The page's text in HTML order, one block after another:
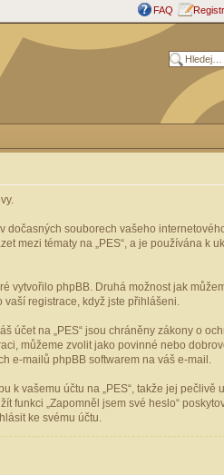
FAQ
dočasných souborech vašeho
mezi tématy na „PES“, a je používána k
vytvořilo phpBB. Druhá možnost jak
vaší registrace, když jste přihlášeni.
účet na „PES“ jsou chráněny zákony o
můžeme zvolit jako povinné nebo
e-mailů phpBB softwarem na váš e-mail.
k vašemu účtu na „PES“, takže jej pečlivě
funkci „Zapomněl jsem své heslo“
ke svému účtu.